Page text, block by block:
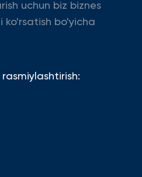
uchun biz biznes
bo'yicha